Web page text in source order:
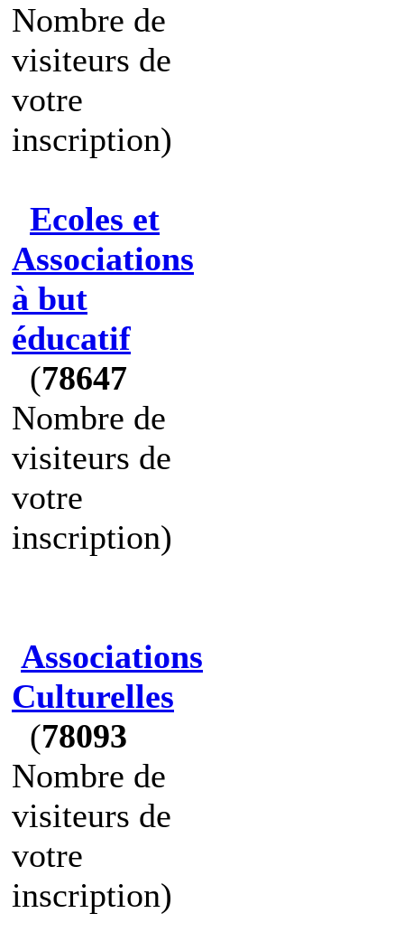
Nombre de
visiteurs de
votre
inscription)
Ecoles et
Associations
à but
éducatif
(78647
Nombre de
visiteurs de
votre
inscription)
Associations
Culturelles
(78093
Nombre de
visiteurs de
votre
inscription)